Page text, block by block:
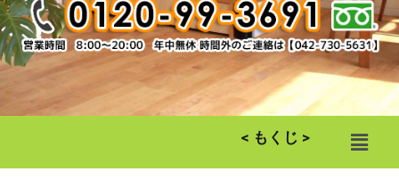
< もくじ > メ
ニ
ュ